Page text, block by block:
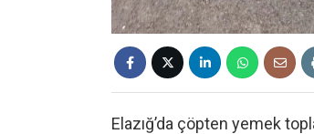
Elazığ’da çöpten yemek